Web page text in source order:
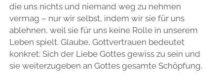
die uns nichts und niemand weg zu nehmen
vermag – nur wir selbst, indem wir sie für uns
ablehnen, weil sie für uns keine Rolle in unserem
Leben spielt. Glaube, Gottvertrauen bedeutet
konkret: Sich der Liebe Gottes gewiss zu sein und
sie weiterzugeben an Gottes gesamte Schöpfung.